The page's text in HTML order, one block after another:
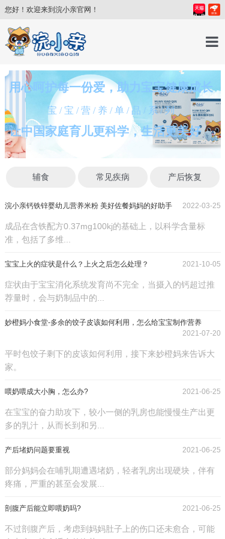
您好！欢迎来到浣小亲官网！
首
育
真
用心呵护每一份爱，助力宝宝健康成长
宝/宝/营/养/单/品/系/列
让中国家庭育儿更科学，生活更美好
辅食 常见疾病 产后恢复
浣小亲钙铁锌婴幼儿营养米粉 美好佐餐妈妈的好助手 2022-03-25
成品在含铁配方0.37mg100kj的基础上，以科学含量标
准，包括了多维...
宝宝上火的症状是什么？上火之后怎么处理？ 2021-10-05
症状由于宝宝消化系统发育尚不完全，当摄入的钙超过推
荐量时，会与奶制品中的...
妙橙妈小食堂-多余的饺子皮该如何利用，怎么给宝宝制作营养
2021-07-20
平时包饺子剩下的皮该如何利用，接下来妙橙妈来告诉大
家。
喂奶喂成大小胸，怎么办? 2021-06-25
在宝宝的奋力助攻下，较小一侧的乳房也能慢慢生产出更
多的乳汁，从而长到和另...
产后堵奶问题要重视 2021-06-25
部分妈妈会在哺乳期遭遇堵奶，轻者乳房出现硬块，伴有
疼痛，严重的甚至会发展...
剖腹产后能立即喂奶吗? 2021-06-25
不过剖腹产后，考虑到妈妈肚子上的伤口还未愈合，可能